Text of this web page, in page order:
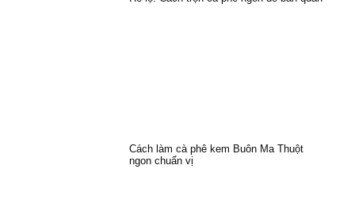
Cách làm cà phê kem Buôn Ma Thuột
ngon chuẩn vị